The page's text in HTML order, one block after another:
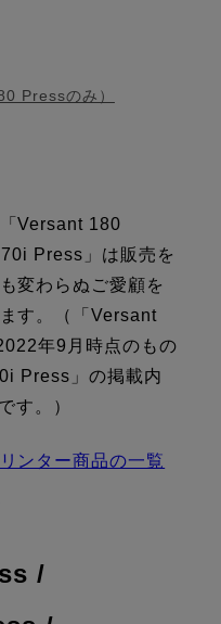
Pressのみ）
Versant 180
Press」は販売を
変わらぬご愛顧を
す。（「Versant
年9月時点のもの
Press」の掲載内
す。）
ンター商品の一覧
/